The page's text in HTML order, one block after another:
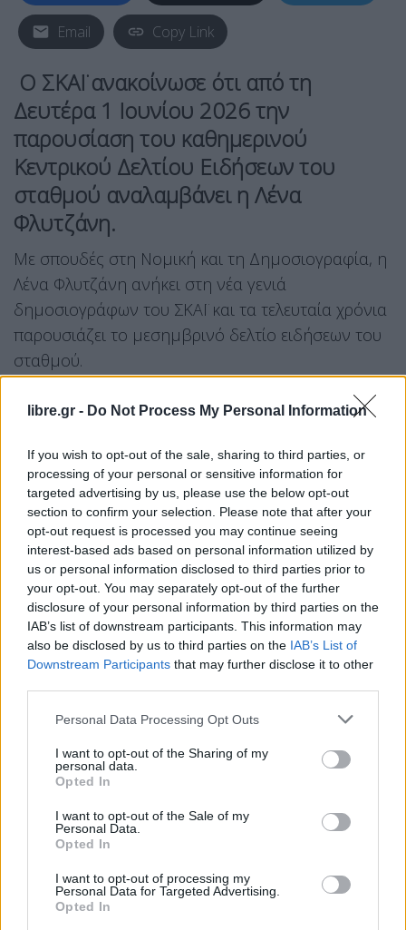
libre.gr - Do Not Process My Personal Information
If you wish to opt-out of the sale, sharing to third parties, or
processing of your personal or sensitive information for
targeted advertising by us, please use the below opt-out
section to confirm your selection. Please note that after your
opt-out request is processed you may continue seeing
interest-based ads based on personal information utilized by
us or personal information disclosed to third parties prior to
your opt-out. You may separately opt-out of the further
disclosure of your personal information by third parties on the
IAB’s list of downstream participants. This information may
also be disclosed by us to third parties on the IAB’s List of
Downstream Participants that may further disclose it to other
Personal Data Processing Opt Outs
I want to opt-out of the Sharing of my
personal data.
Opted In
I want to opt-out of the Sale of my
Personal Data.
Opted In
I want to opt-out of processing my
Personal Data for Targeted Advertising.
Opted In
Email Copy Link
Ο ΣΚΑΪανακοίνωσε ότι από τη
Δευτέρα 1 Ιουνίου 2026 την
παρουσίαση του καθημερινού
Κεντρικού Δελτίου Ειδήσεων του
σταθμού αναλαμβάνει η Λένα
Φλυτζάνη.
Με σπουδές στη Νομική και τη Δημοσιογραφία, η
Λένα Φλυτζάνη ανήκει στη νέα γενιά
δημοσιογράφων του ΣΚΑΪ και τα τελευταία χρόνια
παρουσιάζει το μεσημβρινό δελτίο ειδήσεων του
σταθμού.
Στην παρουσίαση του Κεντρικού Δελτίου
Χριστίνα Βίδου.
Ο ΣΚΑΪ εύχεται στη Λένα Φλυτζάνη κάθε επιτυχία
στα νέα της καθήκοντα, όπως αναφέρει
χαρακτηριστικά στην ανακοίνωσή του.
Facebook Share on X Bluesky
Email Copy Link
Tags: ΣΚΑΪ
Σχετικά Άρθρα